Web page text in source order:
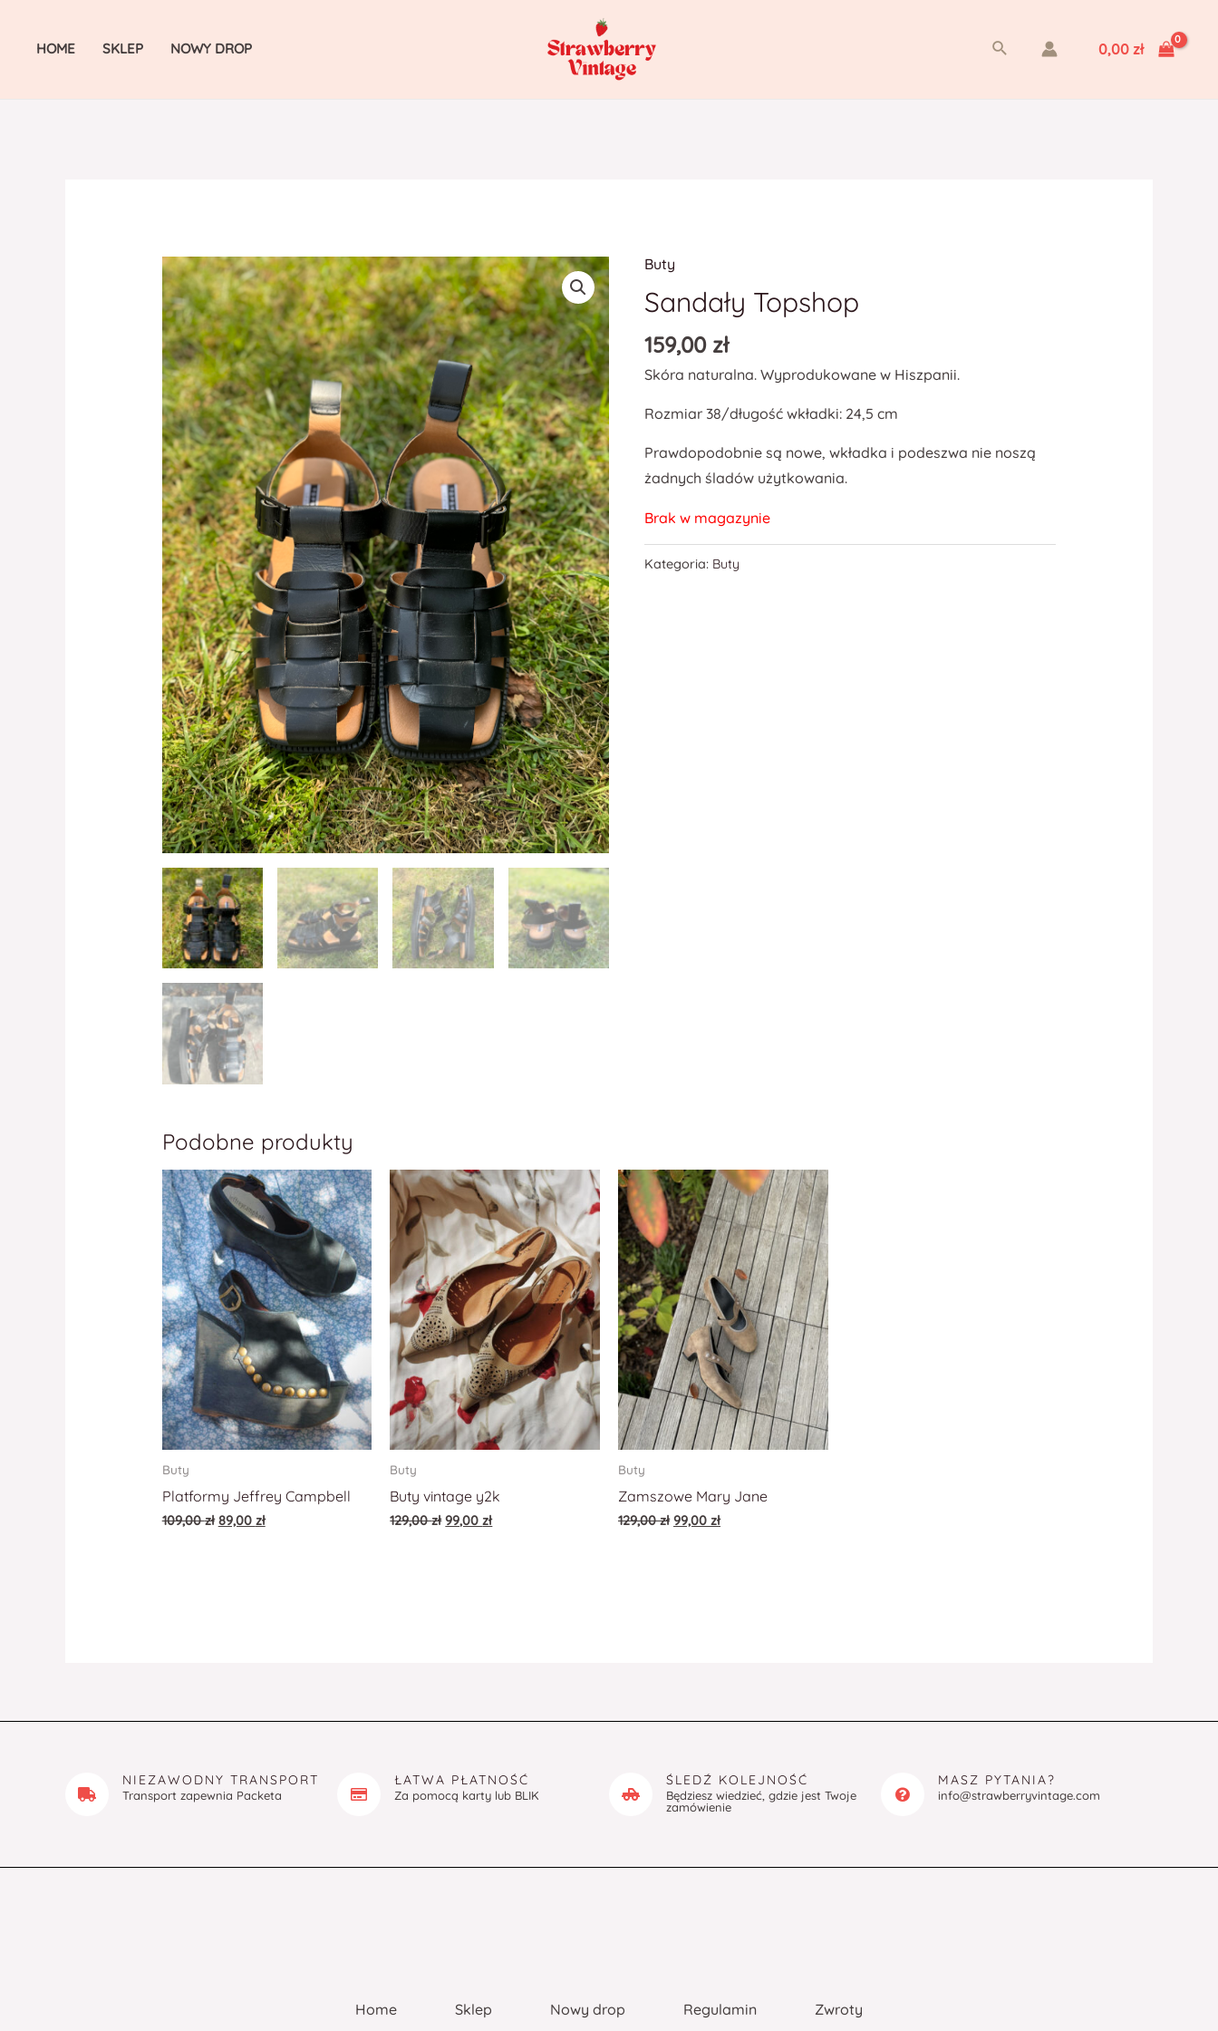
HOME SKLEP NOWY DROP Szukaj 0,00 zł
Buty
Sandały Topshop
159,00 zł
Skóra naturalna. Wyprodukowane w Hiszpanii.
Rozmiar 38/długość wkładki: 24,5 cm
Prawdopodobnie są nowe, wkładka i podeszwa nie noszą
żadnych śladów użytkowania.
Brak w magazynie
Kategoria: Buty
Podobne produkty
Buty
Platformy Jeffrey Campbell
109,00zł 89,00 zł
Buty
Buty vintage y2k
129,00zł 99,00zł
Buty
Zamszowe Mary Jane
129,00zł 99,00 zł
NIEZAWODNY TRANSPORT
Transport zapewnia Packeta
ŁATWA PŁATNOŚĆ
Za pomocą karty lub BLIK
ŚLEDŹ KOLEJNOŚĆ
Będziesz wiedzieć, gdzie jest Twoje
zamówienie
MASZ PYTANIA?
info@strawberryvintage.com
Home Sklep Nowy drop Regulamin Zwroty